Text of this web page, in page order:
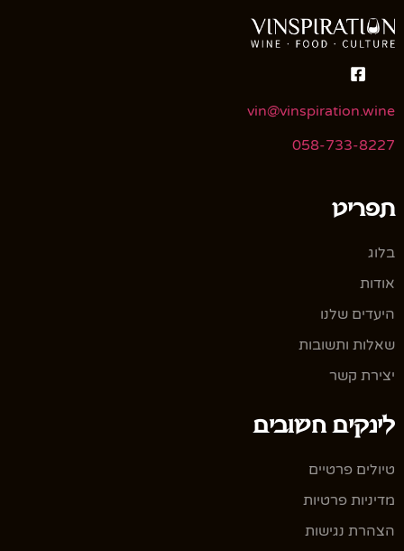
vin@vinspiration.wine
058-733-8227
תפריט
בלוג
אודות
היעדים שלנו
שאלות ותשובות
יצירת קשר
לינקים חשובים
טיולים פרטיים
מדיניות פרטיות
הצהרת נגישות